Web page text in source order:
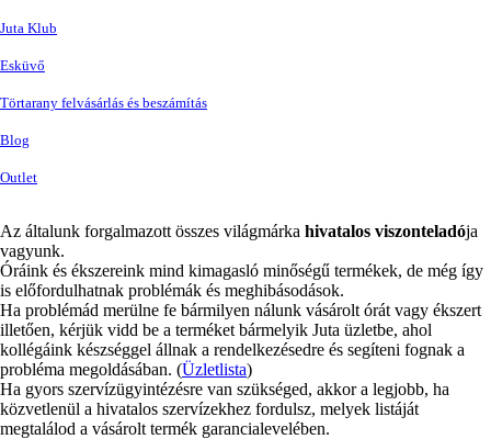
Juta Klub
Esküvő
Törtarany felvásárlás és beszámítás
Blog
Outlet
Az általunk forgalmazott összes világmárka hivatalos viszonteladója
vagyunk.
Óráink és ékszereink mind kimagasló minőségű termékek, de még így
is előfordulhatnak problémák és meghibásodások.
Ha problémád merülne fe bármilyen nálunk vásárolt órát vagy ékszert
illetően, kérjük vidd be a terméket bármelyik Juta üzletbe, ahol
kollégáink készséggel állnak a rendelkezésedre és segíteni fognak a
probléma megoldásában. (Üzletlista)
Ha gyors szervízügyintézésre van szükséged, akkor a legjobb, ha
közvetlenül a hivatalos szervízekhez fordulsz, melyek listáját
megtalálod a vásárolt termék garancialevelében.